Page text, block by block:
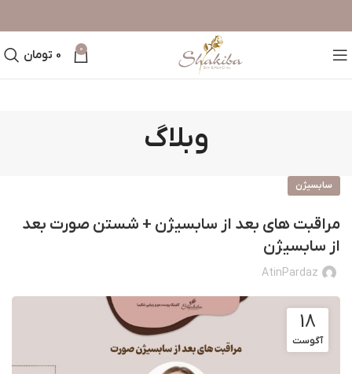
0
0 تومان
وبلاگ
سابسیژن
مراقبت های بعد از سابسیژن + شستن صورت بعد
از سابسیژن
AtinPardaz
18
آگوست